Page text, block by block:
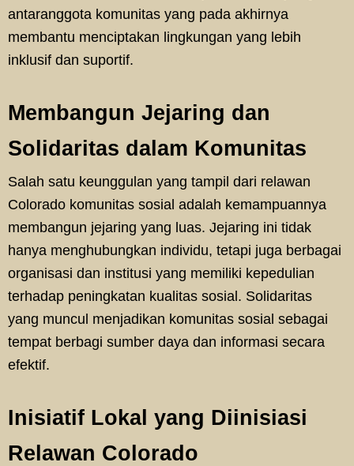
antaranggota komunitas yang pada akhirnya
membantu menciptakan lingkungan yang lebih
inklusif dan suportif.
Membangun Jejaring dan
Solidaritas dalam Komunitas
Salah satu keunggulan yang tampil dari relawan
Colorado komunitas sosial adalah kemampuannya
membangun jejaring yang luas. Jejaring ini tidak
hanya menghubungkan individu, tetapi juga berbagai
organisasi dan institusi yang memiliki kepedulian
terhadap peningkatan kualitas sosial. Solidaritas
yang muncul menjadikan komunitas sosial sebagai
tempat berbagi sumber daya dan informasi secara
efektif.
Inisiatif Lokal yang Diinisiasi
Relawan Colorado